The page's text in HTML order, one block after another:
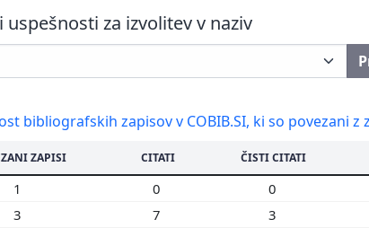
za izvolitev v naziv
bibliografskih zapisov v COBIB.SI, ki so povezani z
ZAPISI CITATI ČISTI CITATI
1 0 0
3 7 3